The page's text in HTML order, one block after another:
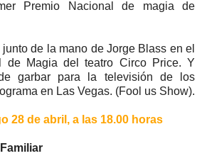
Premio Nacional de magia de
de la mano de Jorge Blass en el
de Magia del teatro Circo Price. Y
garbar para la televisión de los
en Las Vegas. (Fool us Show).
28 de abril, a las 18.00 horas